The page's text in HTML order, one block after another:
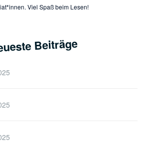
Viel Spaß beim Lesen!
Beiträge